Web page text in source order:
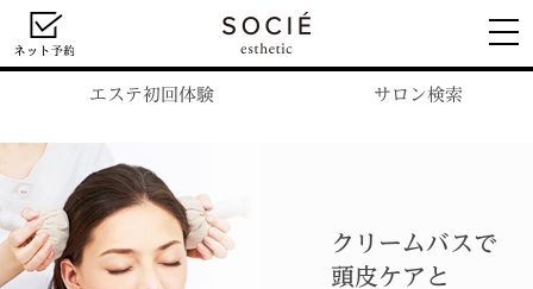
エステ初回体験 サロン検索
クリームバスで
頭皮ケアと